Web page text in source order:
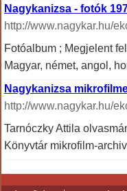
Nagykanizsa - fotók
http://www.nagykar.hu/
Fotóalbum ; Megjelent
Magyar, német, angol,
Nagykanizsa
http://www.nagykar.hu/
Tarnóczky Attila
Könyvtár mikrofilm-